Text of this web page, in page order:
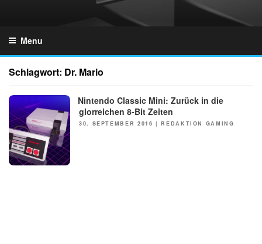
Menu
Schlagwort: Dr. Mario
Nintendo Classic Mini: Zurück in die
glorreichen 8-Bit Zeiten
POSTED
30. SEPTEMBER 2016 |REDAKTION GAMING